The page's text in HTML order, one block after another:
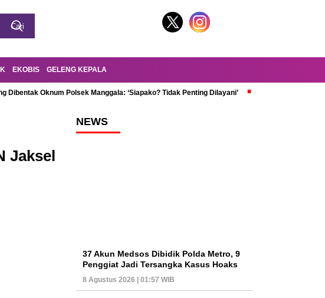
EKOBIS GELENG KEPALA
Dibentak Oknum Polsek Manggala: ‘Siapako? Tidak Penting Dilayani’
Jaksel
NEWS
37 Akun Medsos Dibidik Polda Metro, 9
Penggiat Jadi Tersangka Kasus Hoaks
8 Agustus 2026 | 01:57 WIB